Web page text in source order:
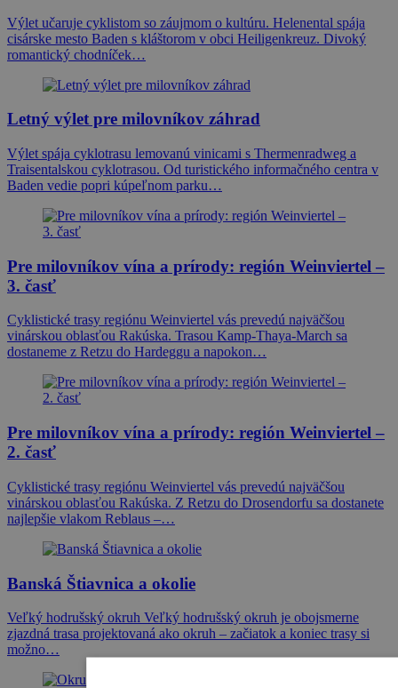
Výlet učaruje cyklistom so záujmom o kultúru. Helenental spája
cisárske mesto Baden s kláštorom v obci Heiligenkreuz. Divoký
romantický chodníček…
Letný výlet pre milovníkov záhrad
Výlet spája cyklotrasu lemovanú vinicami s Thermenradweg a
Traisentalskou cyklotrasou. Od turistického informačného centra v
Baden vedie popri kúpeľnom parku…
Pre milovníkov vína a prírody: región Weinviertel –
3. časť
Cyklistické trasy regiónu Weinviertel vás prevedú najväčšou
vinárskou oblasťou Rakúska. Trasou Kamp-Thaya-March sa
dostaneme z Retzu do Hardeggu a napokon…
Pre milovníkov vína a prírody: región Weinviertel –
2. časť
Cyklistické trasy regiónu Weinviertel vás prevedú najväčšou
vinárskou oblasťou Rakúska. Z Retzu do Drosendorfu sa dostanete
najlepšie vlakom Reblaus –…
Banská Štiavnica a okolie
Veľký hodrušský okruh Veľký hodrušský okruh je obojsmerne
zjazdná trasa projektovaná ako okruh – začiatok a koniec trasy si
možno…